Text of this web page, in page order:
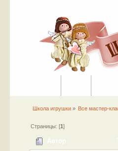
Школа игрушки» Все мастер-
Страницы: [1 ]
Автор